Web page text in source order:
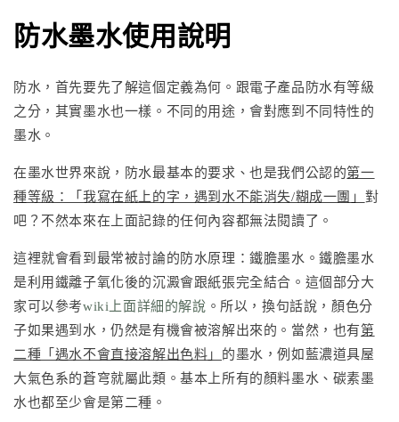
防水墨水使用說明
防水，首先要先了解這個定義為何。跟電子產品防水有等級
之分，其實墨水也一樣。不同的用途，會對應到不同特性的
墨水。
在墨水世界來說，防水最基本的要求、也是我們公認的第一
種等級：「我寫在紙上的字，遇到水不能消失/糊成一團」 對
吧？不然本來在上面記錄的任何內容都無法閱讀了。
這裡就會看到最常被討論的防水原理：鐵膽墨水。鐵膽墨水
是利用鐵離子氧化後的沉澱會跟紙張完全結合。這個部分大
家可以參考wiki上面詳細的解說 。所以，換句話說，顏色分
子如果遇到水，仍然是有機會被溶解出來的。當然，也有第
二種「遇水不會直接溶解出色料」 的墨水，例如藍濃道具屋
大氣色系的蒼穹就屬此類。基本上所有的顏料墨水、碳素墨
水也都至少會是第二種。